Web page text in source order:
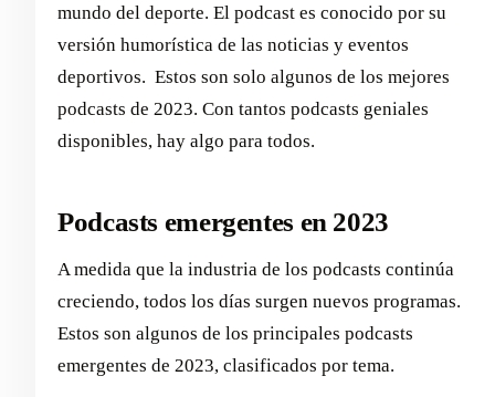
mundo del deporte. El podcast es conocido por su
versión humorística de las noticias y eventos
deportivos. ‍ Estos son solo algunos de los mejores
podcasts de 2023. Con tantos podcasts geniales
disponibles, hay algo para todos.
Podcasts emergentes en 2023
A medida que la industria de los podcasts continúa
creciendo, todos los días surgen nuevos programas.
Estos son algunos de los principales podcasts
emergentes de 2023, clasificados por tema.